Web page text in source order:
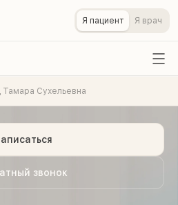
Я пациент Я врач
Тамара Сухельевна
звонок